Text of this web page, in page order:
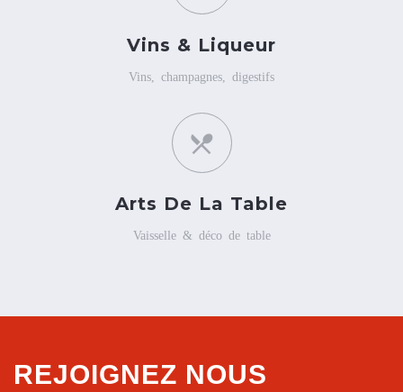
Vins & Liqueur
Vins, champagnes, digestifs
Arts De La Table
Vaisselle & déco de table
REJOIGNEZ NOUS